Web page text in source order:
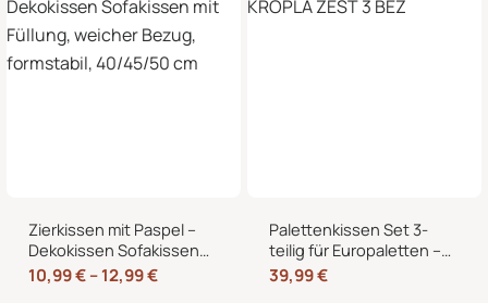
Zierkissen mit Paspel –
Dekokissen Sofakissen
mit Füllung, weicher
Bezug, formstabil,
10,99€–12,99€
Palettenkissen Set 3-
teilig für Europaletten –
Sitzkissen 120×80 cm + 2
Rückenkissen 40×60 cm
39,99€